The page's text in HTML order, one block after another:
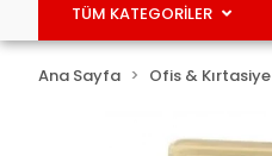
TÜM KATEGORİLER
Ana Sayfa Ofis & Kırtasiye